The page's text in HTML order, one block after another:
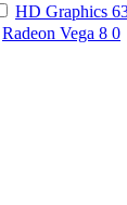
HD Graphics
Radeon Vega 8 0